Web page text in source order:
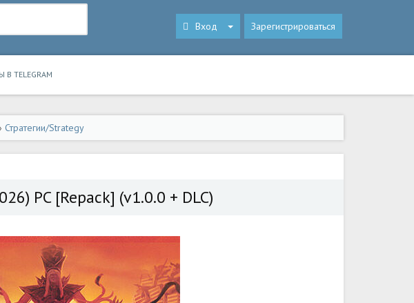
Вход Зарегистрироваться
В TELEGRAM
Стратегии/Strategy
PC [Repack] (v1.0.0 + DLC)